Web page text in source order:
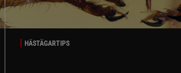
HÄSTÄGARTIPS